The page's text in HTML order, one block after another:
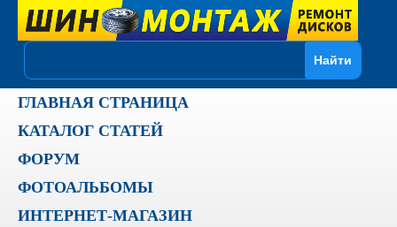
ГЛАВНАЯ СТРАНИЦА
КАТАЛОГ СТАТЕЙ
ФОРУМ
ФОТОАЛЬБОМЫ
ИНТЕРНЕТ-МАГАЗИН